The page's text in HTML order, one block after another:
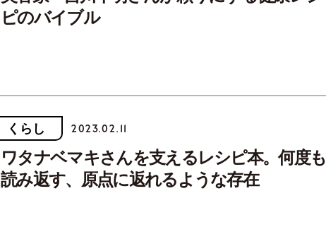
ピのバイブル
くらし 2023.02.11
ワタナベマキさんを支えるレシピ本。何度も
読み返す、原点に返れるような存在